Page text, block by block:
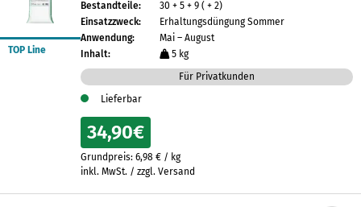
TOP Line
Bestandteile:
30 + 5 + 9 ( + 2)
Einsatzzweck:
Erhaltungsdüngung Sommer
Anwendung:
Mai – August
Inhalt:
5 kg
Für Privatkunden
Lieferbar
34,90€
Grundpreis: 6,98 € / kg
inkl. MwSt. / zzgl. Versand